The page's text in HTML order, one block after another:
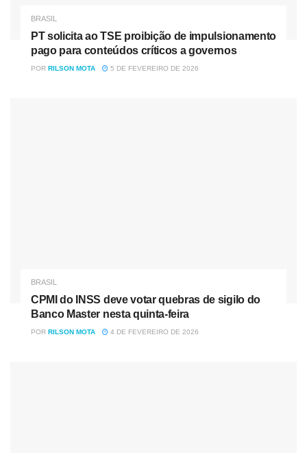
BRASIL
PT solicita ao TSE proibição de impulsionamento
pago para conteúdos críticos a governos
POR RILSON MOTA 5 DE FEVEREIRO DE 2026
BRASIL
CPMI do INSS deve votar quebras de sigilo do
Banco Master nesta quinta-feira
POR RILSON MOTA 4 DE FEVEREIRO DE 2026